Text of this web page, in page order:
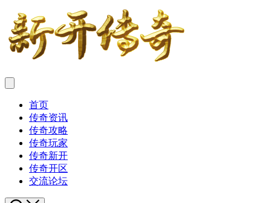
首页
传奇资讯
传奇攻略
传奇玩家
传奇新开
传奇开区
交流论坛